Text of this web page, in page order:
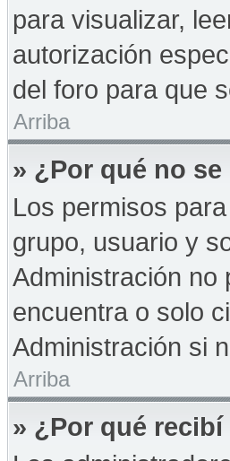
para visualizar,
autorización
del foro para que
Arriba
» ¿Por qué no
Los permisos
grupo, usuario y
Administración no
encuentra o solo
Administración si
Arriba
» ¿Por qué